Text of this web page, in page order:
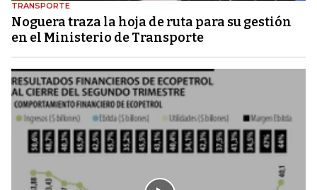
TRANSPORTE
Noguera traza la hoja de ruta para su gestión
en el Ministerio de Transporte